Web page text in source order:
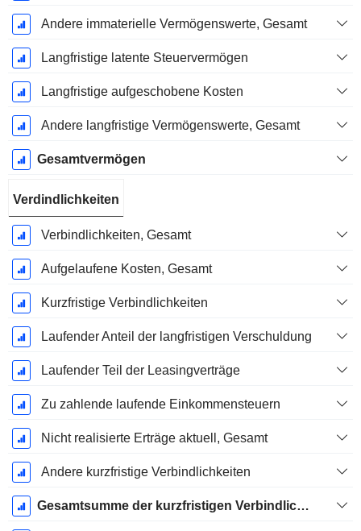
Andere immaterielle Vermögenswerte, Gesamt
Langfristige latente Steuervermögen
Langfristige aufgeschobene Kosten
Andere langfristige Vermögenswerte, Gesamt
Gesamtvermögen
Verdindlichkeiten
Verbindlichkeiten, Gesamt
Aufgelaufene Kosten, Gesamt
Kurzfristige Verbindlichkeiten
Laufender Anteil der langfristigen Verschuldung
Laufender Teil der Leasingverträge
Zu zahlende laufende Einkommensteuern
Nicht realisierte Erträge aktuell, Gesamt
Andere kurzfristige Verbindlichkeiten
Gesamtsumme der kurzfristigen Verbindlichkeiten